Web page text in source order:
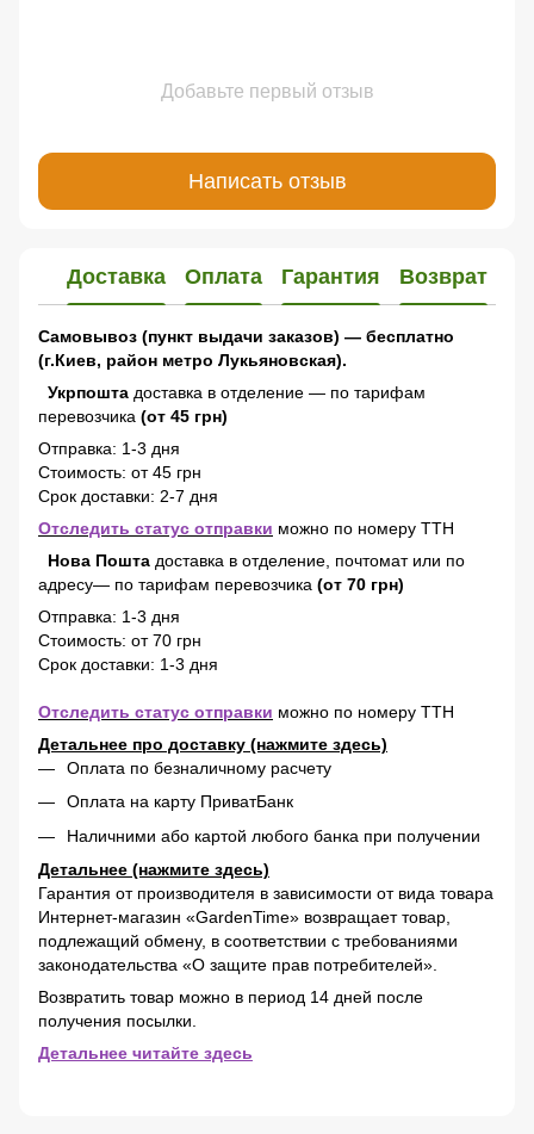
Добавьте первый отзыв
Написать отзыв
Доставка Оплата Гарантия Возврат
Самовывоз (пункт выдачи заказов) — бесплатно
(г.Киев, район метро Лукьяновская).
Укрпошта доставка в отделение — по тарифам
перевозчика (от 45 грн)
Отправка: 1-3 дня
Стоимость: от 45 грн
Срок доставки: 2-7 дня
Отследить статус отправки можно по номеру ТТН
Нова Пошта доставка в отделение, почтомат или по
адресу— по тарифам перевозчика (от 70 грн)
Отправка: 1-3 дня
Стоимость: от 70 грн
Срок доставки: 1-3 дня
Отследить статус отправки можно по номеру ТТН
Детальнее про доставку (нажмите здесь)
Оплата по безналичному расчету
Оплата на карту ПриватБанк
Наличними або картой любого банка при получении
Детальнее (нажмите здесь)
Гарантия от производителя в зависимости от вида товара
Интернет-магазин «GardenTime» возвращает товар,
подлежащий обмену, в соответствии с требованиями
законодательства «О защите прав потребителей».
Возвратить товар можно в период 14 дней после
получения посылки.
Детальнее читайте здесь